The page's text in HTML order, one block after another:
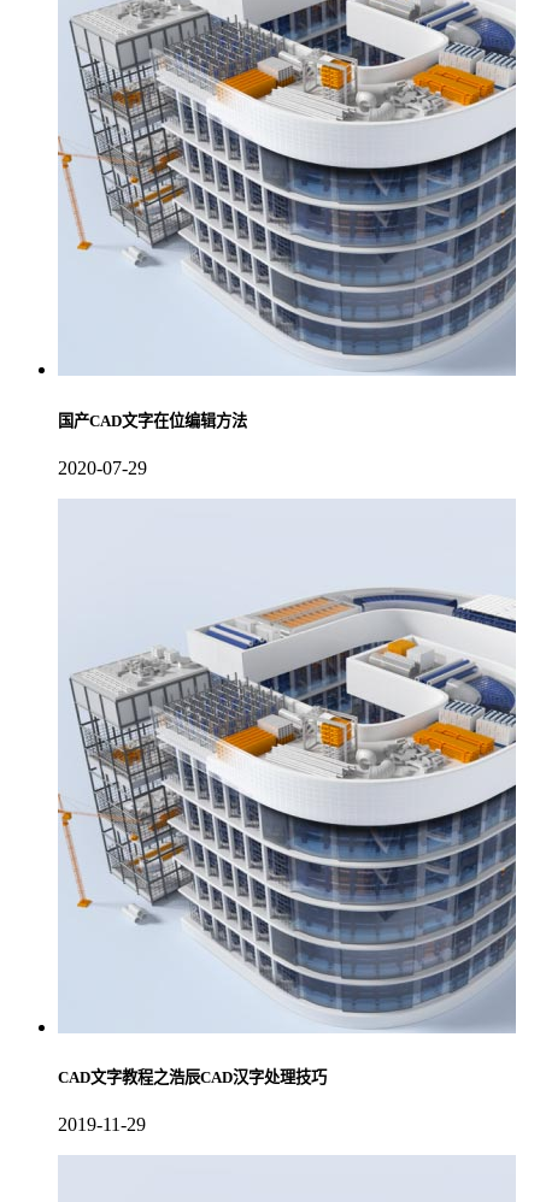
国产CAD文字在位编辑方法
2020-07-29
CAD文字教程之浩辰CAD汉字处理技巧
2019-11-29